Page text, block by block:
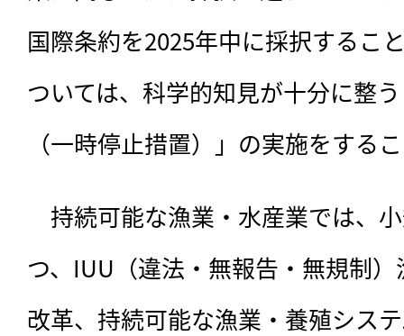
国際条約を2025年中に採択するこ
ついては、科学的知見が十分に整
（一時停止措置）」の実施をする
持続可能な漁業・水産業では、
つ、IUU（違法・無報告・無規制
改革、持続可能な漁業・養殖シス